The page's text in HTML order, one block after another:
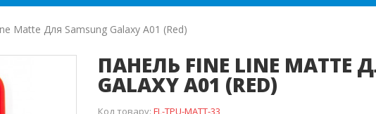
Matte Для Samsung Galaxy A01 (red)
ПАНЕЛЬ FINE LINE MATTE
GALAXY A01 (RED)
Код товару: FL-TPU-MATT-33